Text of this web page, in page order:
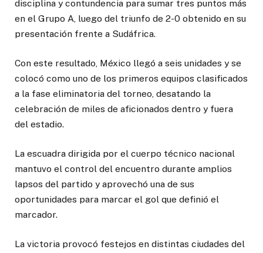
disciplina y contundencia para sumar tres puntos más
en el Grupo A, luego del triunfo de 2-0 obtenido en su
presentación frente a Sudáfrica.
Con este resultado, México llegó a seis unidades y se
colocó como uno de los primeros equipos clasificados
a la fase eliminatoria del torneo, desatando la
celebración de miles de aficionados dentro y fuera
del estadio.
La escuadra dirigida por el cuerpo técnico nacional
mantuvo el control del encuentro durante amplios
lapsos del partido y aprovechó una de sus
oportunidades para marcar el gol que definió el
marcador.
La victoria provocó festejos en distintas ciudades del